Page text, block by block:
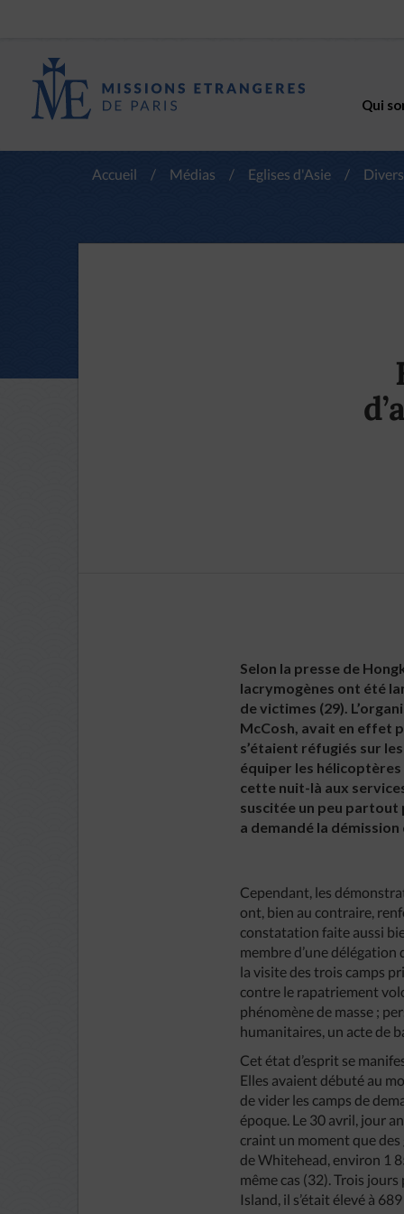
Qui
Accueil / Médias / Eglises d'Asie /
Selon la presse de
lacrymogènes ont été
de victimes (29).
McCosh, avait en effet
s’étaient réfugiés sur
équiper les
cette nuit-là aux
suscitée un peu partout
a demandé la
Cependant, les
ont, bien au contraire,
constatation faite aussi
membre d’une délégation
la visite des trois camps
contre le rapatriement
phénomène de masse ;
humanitaires, un acte de
Cet état d’esprit se
Elles avaient débuté au
de vider les camps de
époque. Le 30 avril, jour
craint un moment que des
de Whitehead, environ 1
même cas (32). Trois
Island, il s’était élevé à